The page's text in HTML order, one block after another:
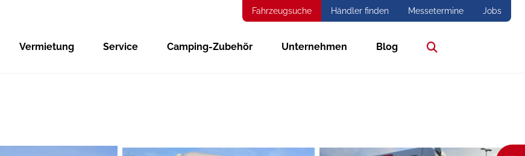
Fahrzeugsuche Händler finden Messetermine Jobs
Vermietung Service Camping-Zubehör Unternehmen Blog